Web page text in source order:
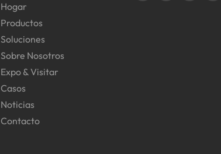
Hogar
Productos
Soluciones
Sobre Nosotros
Expo & Visitar
Casos
Noticias
Contacto